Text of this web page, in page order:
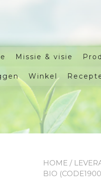
Missie & visie
Winkel
HOME /
BIO